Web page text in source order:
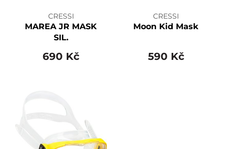
CRESSI
MAREA JR MASK
SIL.
690 Kč
CRESSI
Moon Kid Mask
590 Kč